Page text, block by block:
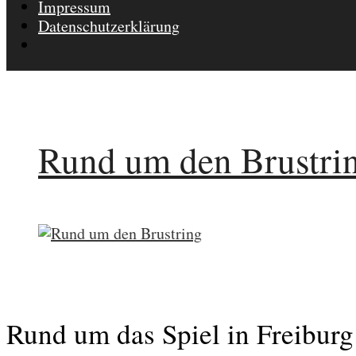
Impressum
Datenschutzerklärung
Rund um den
Rund um das Spiel in Freiburg